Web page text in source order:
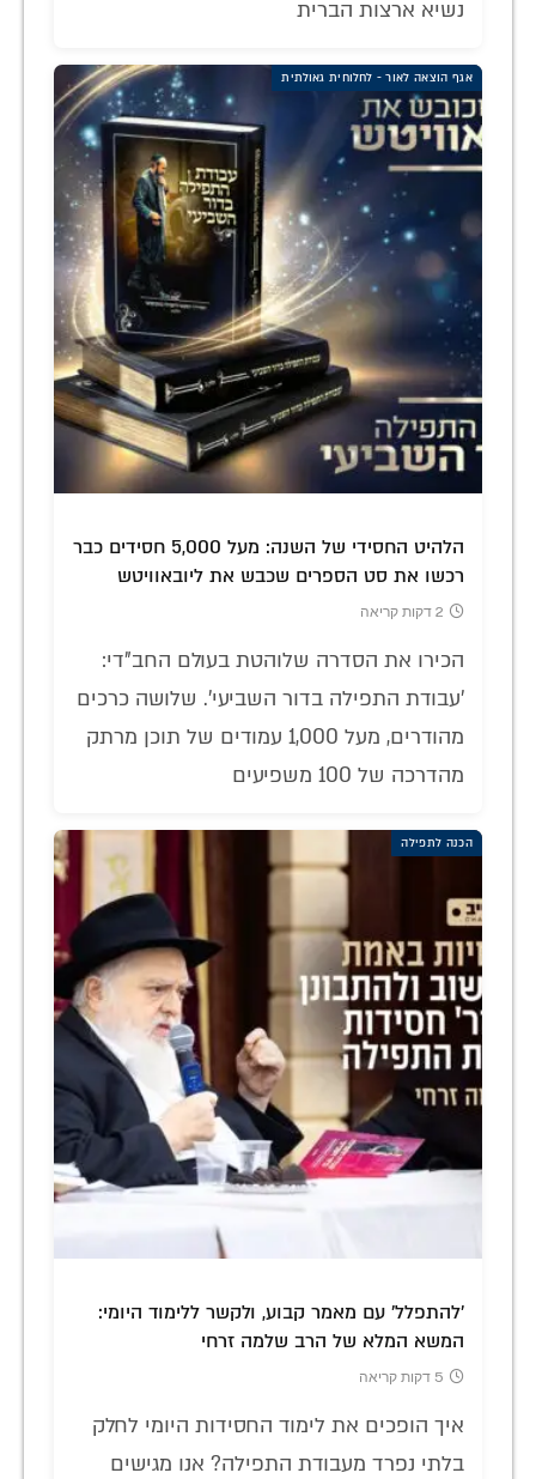
נשיא ארצות הברית
אגף הוצאה לאור - לחלוחית גאולתית
הלהיט החסידי של השנה: מעל 5,000 חסידים כבר
רכשו את סט הספרים שכבש את ליובאוויטש
2 דקות קריאה
הכירו את הסדרה שלוהטת בעולם החב"די:
'עבודת התפילה בדור השביעי'. שלושה כרכים
מהודרים, מעל 1,000 עמודים של תוכן מרתק
מהדרכה של 100 משפיעים
הכנה לתפילה
'להתפלל' עם מאמר קבוע, ולקשר ללימוד היומי:
המשא המלא של הרב שלמה זרחי
5 דקות קריאה
איך הופכים את לימוד החסידות היומי לחלק
בלתי נפרד מעבודת התפילה? אנו מגישים